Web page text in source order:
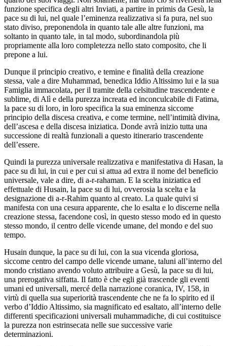
funzione specifica degli altri Inviati, a partire in primis da Gesù, la
pace su di lui, nel quale l’eminenza realizzativa si fa pura, nel suo
stato diviso, preponendola in quanto tale alle altre funzioni, ma
soltanto in quanto tale, in tal modo, subordinandola più
propriamente alla loro completezza nello stato composito, che li
prepone a lui.
Dunque il principio creativo, e temine e finalità della creazione
stessa, vale a dire Muhammad, benedica Iddio Altissimo lui e la sua
Famiglia immacolata, per il tramite della celsitudine trascendente e
sublime, di Alì e della purezza increata ed inconculcabile di Fatima,
la pace su di loro, in loro specifica la sua eminenza siccome
principio della discesa creativa, e come termine, nell’intimità divina,
dell’ascesa e della discesa iniziatica. Donde avrà inizio tutta una
successione di realtà funzionali a questo itinerario trascendente
dell’essere.
Quindi la purezza universale realizzativa e manifestativa di Hasan, la
pace su di lui, in cui e per cui si attua ad extra il nome del beneficio
universale, vale a dire, di a-r-rahaman. E la scelta iniziatica ed
effettuale di Husain, la pace su di lui, ovverosia la scelta e la
designazione di a-r-Rahim quanto al creato. La quale quivi si
manifesta con una cesura apparente, che lo esalta e lo discerne nella
creazione stessa, facendone così, in questo stesso modo ed in questo
stesso mondo, il centro delle vicende umane, del mondo e del suo
tempo.
Husain dunque, la pace su di lui, con la sua vicenda gloriosa,
siccome centro del campo delle vicende umane, taluni all’interno del
mondo cristiano avendo voluto attribuire a Gesù, la pace su di lui,
una prerogativa siffatta. Il fatto è che egli già trascende gli eventi
umani ed universali, mercé della narrazione coranica, IV, 158, in
virtù di quella sua superiorità trascendente che ne fa lo spirito ed il
verbo d’Iddio Altissimo, sia magnificato ed esaltato, all’interno delle
differenti specificazioni universali muhammadiche, di cui costituisce
la purezza non estrinsecata nelle sue successive varie
determinazioni.